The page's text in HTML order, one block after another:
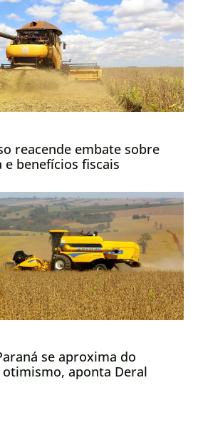
reacende embate sobre
benefícios fiscais
se aproxima do
aponta Deral